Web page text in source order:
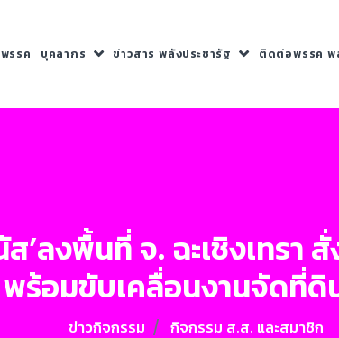
รรค บุคลากร ข่าวสาร พลังประชารัฐ ติดต่อพรรค พ
’ลงพื้นที่ จ. ฉะเชิงเทรา
พร้อมขับเคลื่อนงานจัดที่
ข่าวกิจกรรม กิจกรรม ส.ส. และสมาชิก